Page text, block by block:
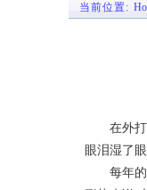
当前位置:
在外打拼
眼泪湿了
每年的5